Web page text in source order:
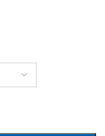
- MHR